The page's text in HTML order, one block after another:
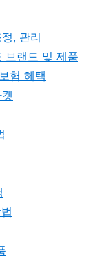
, 관리
브랜드 및 제품
험 혜택